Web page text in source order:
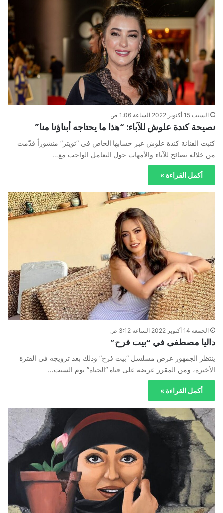
السبت 15 أكتوبر 2022 الساعة 1:06 ص
نصيحة كندة علوش للآباء: “هذا ما يحتاجه أبناؤنا منا”
كتبت الفنانة كندة علوش عبر حسابها الخاص في “تويتر” منشوراً قدّمت
من خلاله نصائح للآباء والأمهات حول التعامل الواجب مع…
أكمل القراءة »
الجمعة 14 أكتوبر 2022 الساعة 3:12 ص
داليا مصطفى في “بيت فرح”
ينتظر الجمهور عرض مسلسل “بيت فرح” وذلك بعد ترويجه في الفترة
الأخيرة، ومن المقرر عرضه على قناة “الحياة” يوم السبت…
أكمل القراءة »